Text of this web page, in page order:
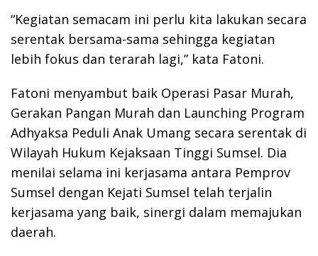
“Kegiatan semacam ini perlu kita lakukan secara
serentak bersama-sama sehingga kegiatan
lebih fokus dan terarah lagi,” kata Fatoni.
Fatoni menyambut baik Operasi Pasar Murah,
Gerakan Pangan Murah dan Launching Program
Adhyaksa Peduli Anak Umang secara serentak di
Wilayah Hukum Kejaksaan Tinggi Sumsel. Dia
menilai selama ini kerjasama antara Pemprov
Sumsel dengan Kejati Sumsel telah terjalin
kerjasama yang baik, sinergi dalam memajukan
daerah.